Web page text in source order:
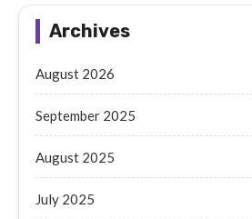
Archives
August 2026
September 2025
August 2025
July 2025